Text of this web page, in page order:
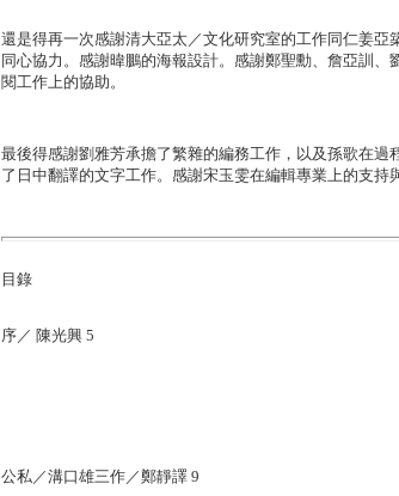
還是得再一次感謝清大亞太／文化研究室的工作同仁姜
同心協力。感謝暐鵬的海報設計。感謝鄭聖勳、詹亞訓
閱工作上的協助。
最後得感謝劉雅芳承擔了繁雜的編務工作，以及孫歌在
了日中翻譯的文字工作。感謝宋玉雯在編輯專業上的支持
目錄
序／ 陳光興 5
公私／溝口雄三作／鄭靜譯 9